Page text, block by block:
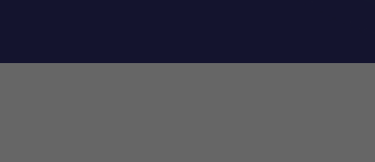
Webinario,